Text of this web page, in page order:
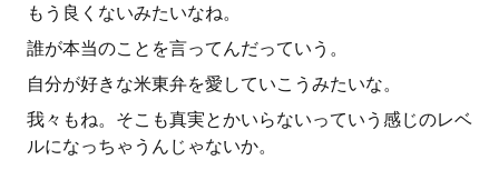
もう良くないみたいなね。
誰が本当のことを言ってんだっていう。
自分が好きな米東弁を愛していこうみたいな。
我々もね。そこも真実とかいらないっていう感じのレベ
ルになっちゃうんじゃないか。